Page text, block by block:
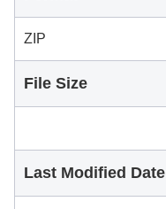
ZIP
File Size
Last Modified Date